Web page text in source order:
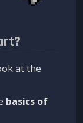
at the
basics of